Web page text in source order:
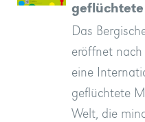
Das
eröffnet
eine
geflüchtete
Welt, die